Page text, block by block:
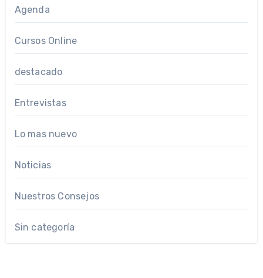
Agenda
Cursos Online
destacado
Entrevistas
Lo mas nuevo
Noticias
Nuestros Consejos
Sin categoría